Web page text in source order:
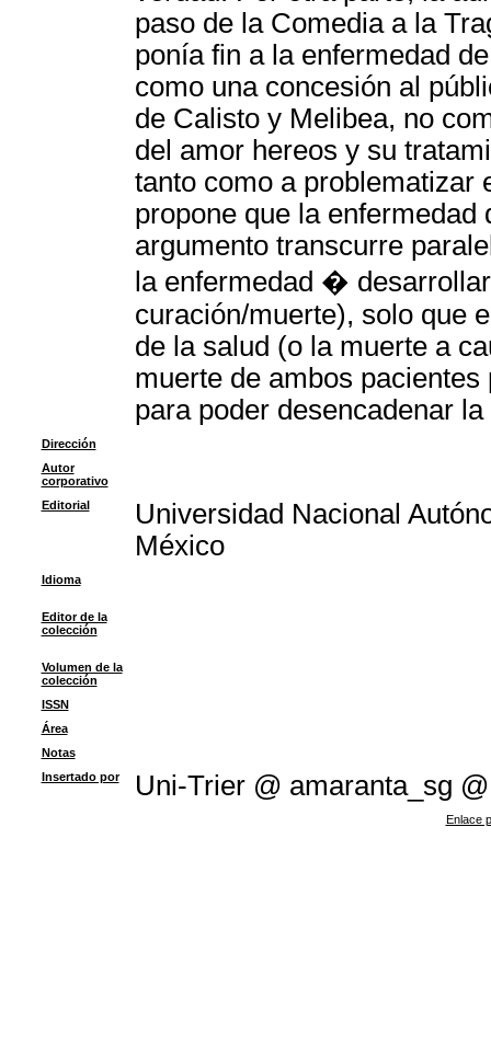
paso de la Comedia a la
ponía fin a la enfermedad
como una concesión al
de Calisto y Melibea, no
del amor hereos y su
tanto como a problematizar
propone que la
argumento transcurre
la enfermedad �
curación/muerte), solo que
de la salud (o la muerte a
muerte de ambos
para poder desencadenar
Dirección
Autor
corporativo
Editorial
Universidad Nacional
México
Idioma
Editor de la
colección
Volumen de la
colección
ISSN
Área
Notas
Insertado por
Uni-Trier @ amaranta_sg
Enlace